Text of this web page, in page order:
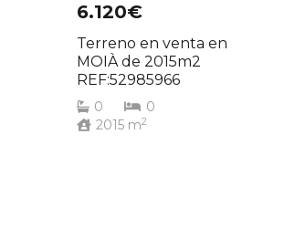
6.120€
Terreno en venta en
MOIÀ de 2015m2
REF:52985966
0
0
2015 m2